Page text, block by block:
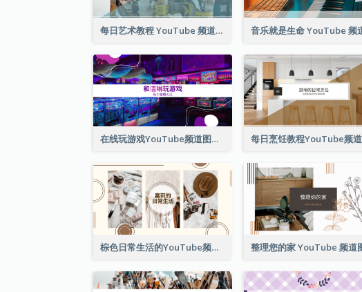
每日艺术教程 YouTube 频道图片
在线玩游戏YouTube频道图片
棕色日常生活的YouTube频道图片